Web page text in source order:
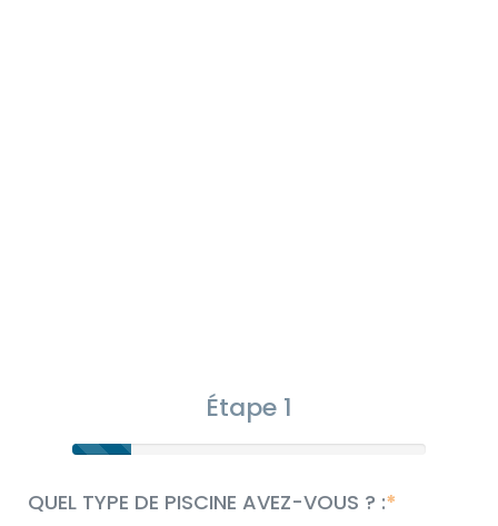
Étape 1
QUEL TYPE DE PISCINE AVEZ-VOUS ? :